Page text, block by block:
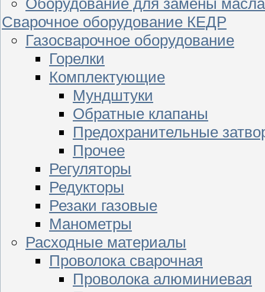
Сварочное оборудование КЕДР
Газосварочное оборудование
Горелки
Комплектующие
Мундштуки
Обратные клапаны
Предохранительные
Прочее
Регуляторы
Редукторы
Резаки газовые
Манометры
Расходные материалы
Проволока сварочная
Проволока алюминиевая